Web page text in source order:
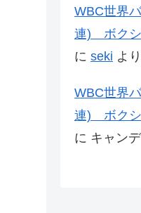
WBC世界
連) ボクシ
に seki より
WBC世界
連) ボクシ
に キャン